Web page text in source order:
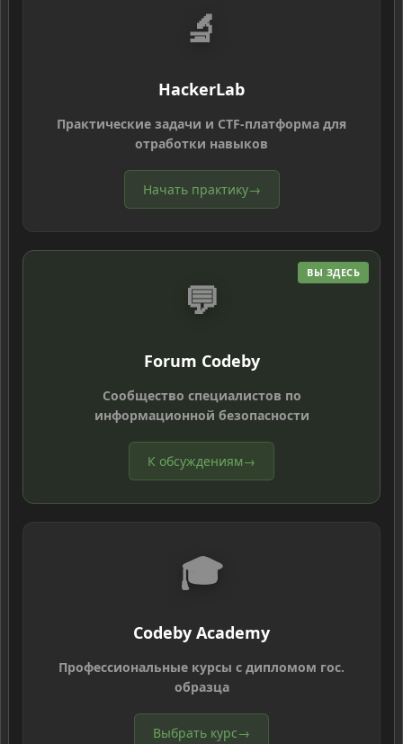
🔬
HackerLab
Практические задачи и CTF-платформа для
отработки навыков
Начать практику→
ВЫ ЗДЕСЬ
💬
Forum Codeby
Сообщество специалистов по
информационной безопасности
К обсуждениям→
🎓
Codeby Academy
Профессиональные курсы с дипломом гос.
образца
Выбрать курс→